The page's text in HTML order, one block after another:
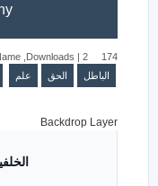
174
|
Downloads
,
Name
الباطل
الحق علم